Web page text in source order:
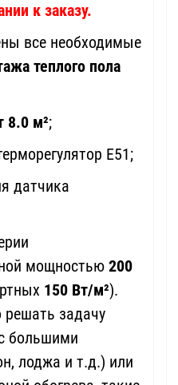
к заказу.
все необходимые
теплого пола
8.0 м²;
Е51;
датчика
мощностью 200
150 Вт/м²).
решать задачу
большими
лоджа и т.д.) или